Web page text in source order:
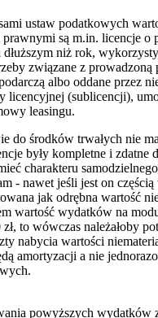
ustaw podatkowych
są m.in. licencje o
niż rok,
związane z prowadzoną
albo oddane przez
licencyjnej (sublicencji),
leasingu.
do środków trwałych nie
były kompletne i zdatne
charakteru
- nawet jeśli jest on częścią
jak odrębna wartość
wartość wydatków na
to wówczas należałoby
nabycia wartości
amortyzacji a nie
powyższych wydatków